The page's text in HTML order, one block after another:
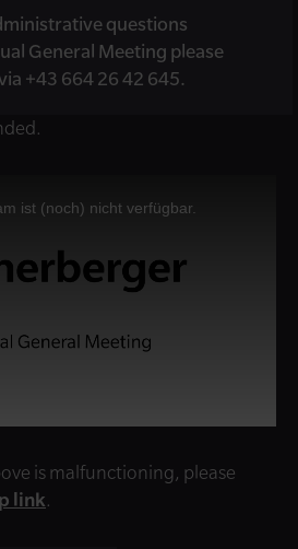
questions
General Meeting please
+43 664 26 42 645.
is malfunctioning, please
link.